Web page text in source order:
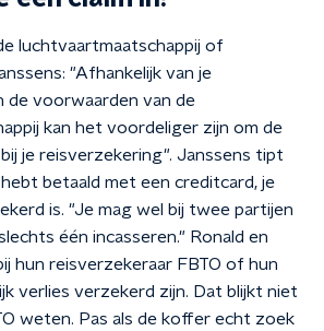
luchtvaartmaatschappij of
"Afhankelijk van je
de voorwaarden van de
kan het voordeliger zijn om de
je reisverzekering". Janssens tipt
betaald met een creditcard, je
is. "Je mag wel bij twee partijen
één incasseren." Ronald en
hun reisverzekeraar FBTO of hun
verlies verzekerd zijn. Dat blijkt niet
weten. Pas als de koffer echt zoek